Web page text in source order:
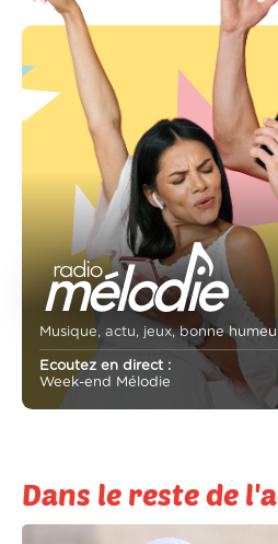
Musique, actu, jeux, bonne
Ecoutez en direct :
Week-end Mélodie
Dans le reste de